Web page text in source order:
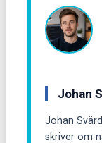
Johan
Johan
skriver om